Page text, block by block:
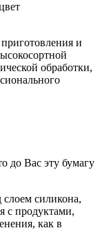
и
обработки,
до Вас эту бумагу
силикона,
с продуктами,
как в